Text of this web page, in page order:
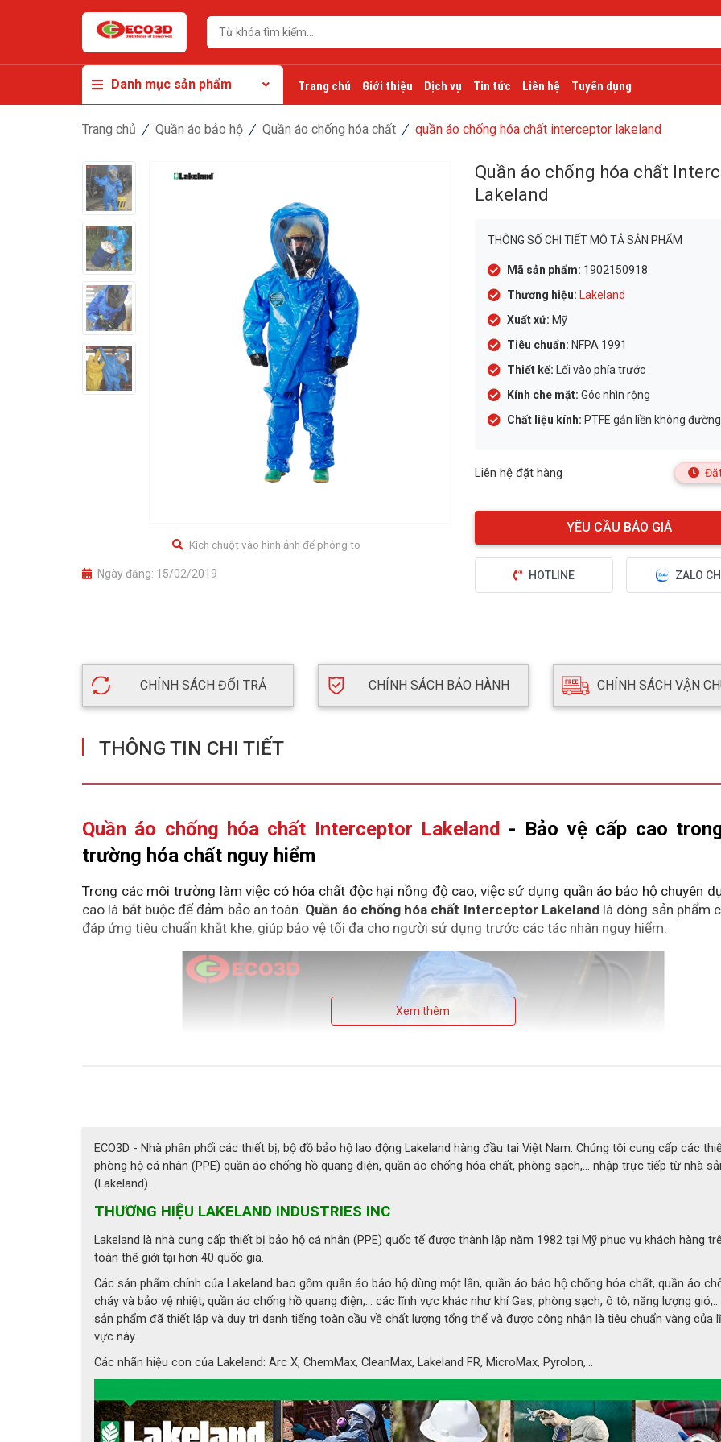
Danh mục sản phẩm Trang chủ Giới thiệu Dịch vụ Tin tức Liên hệ Tuyển dụng
Trang chủ Quần áo bảo hộ Quần áo chống hóa chất quần áo chống hóa chất interceptor lakeland
Kích chuột vào hình ảnh để phóng to
Ngày đăng: 15/02/2019
Quần áo chống hóa chất
Lakeland
THÔNG SỐ CHI TIẾT MÔ TẢ SẢN PHẨM
Mã sản phẩm: 1902150918
Thương hiệu: Lakeland
Xuất xứ: Mỹ
Tiêu chuẩn: NFPA 1991
Thiết kế: Lối vào phía trước
Kính che mặt: Góc nhìn rộng
Chất liệu kính: PTFE gắn liền không
Liên hệ đặt hàng
HOTLINE ZALO
CHÍNH SÁCH ĐỔI TRẢ CHÍNH SÁCH BẢO HÀNH CHÍNH SÁCH VẬN
THÔNG TIN CHI TIẾT
Quần áo chống hóa chất Interceptor Lakeland - Bảo vệ cấp cao
trường hóa chất nguy hiểm
Trong các môi trường làm việc có hóa chất độc hại nồng độ cao, việc sử dụng quần áo bảo hộ chuyên
cao là bắt buộc để đảm bảo an toàn. Quần áo chống hóa chất Interceptor Lakeland là dòng sản phẩm
đáp ứng tiêu chuẩn khắt khe, giúp bảo vệ tối đa cho người sử dụng trước các tác nhân nguy hiểm.
Xem thêm
ECO3D - Nhà phân phối các thiết bị, bộ đồ bảo hộ lao động Lakeland hàng đầu tại Việt Nam. Chúng tôi cung cấp các
phòng hộ cá nhân (PPE) quần áo chống hồ quang điện, quần áo chống hóa chất, phòng sạch,... nhập trực tiếp từ nhà
(Lakeland).
THƯƠNG HIỆU LAKELAND INDUSTRIES INC
Lakeland là nhà cung cấp thiết bị bảo hộ cá nhân (PPE) quốc tế được thành lập năm 1982 tại Mỹ phục vụ khách hàng
toàn thế giới tại hơn 40 quốc gia.
Các sản phẩm chính của Lakeland bao gồm quần áo bảo hộ dùng một lần, quần áo bảo hộ chống hóa chất, quần áo
cháy và bảo vệ nhiệt, quần áo chống hồ quang điện,... các lĩnh vực khác như khí Gas, phòng sạch, ô tô, năng lượng
sản phẩm đã thiết lập và duy trì danh tiếng toàn cầu về chất lượng tổng thể và được công nhận là tiêu chuẩn vàng của
vực này.
Các nhãn hiệu con của Lakeland: Arc X, ChemMax, CleanMax, Lakeland FR, MicroMax, Pyrolon,...